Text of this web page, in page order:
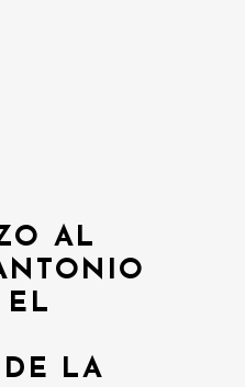
AL
EL
LA